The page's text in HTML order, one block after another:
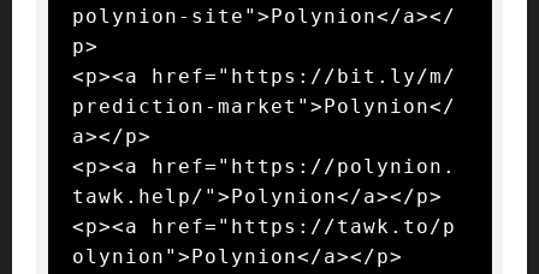
polynion-site">Polynion</a></
p>
<p><a href="https://bit.ly/m/
prediction-market">Polynion</
a></p>
<p><a href="https://polynion.
tawk.help/">Polynion</a></p>
<p><a href="https://tawk.to/p
olynion">Polynion</a></p>